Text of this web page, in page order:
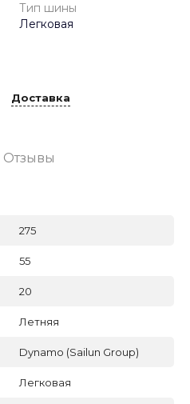
Тип шины
Легковая
Доставка
Отзывы
275
55
20
Летняя
Dynamo (Sailun Group)
Легковая